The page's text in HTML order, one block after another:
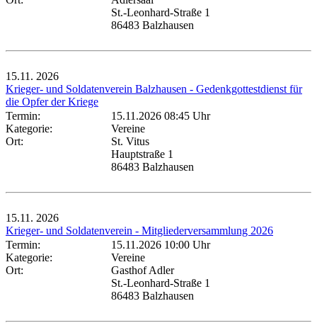
St.-Leonhard-Straße 1
86483 Balzhausen
15.11. 2026
Krieger- und Soldatenverein Balzhausen - Gedenkgottestdienst für
die Opfer der Kriege
Termin:
15.11.2026 08:45 Uhr
Kategorie:
Vereine
Ort:
St. Vitus
Hauptstraße 1
86483 Balzhausen
15.11. 2026
Krieger- und Soldatenverein - Mitgliederversammlung 2026
Termin:
15.11.2026 10:00 Uhr
Kategorie:
Vereine
Ort:
Gasthof Adler
St.-Leonhard-Straße 1
86483 Balzhausen